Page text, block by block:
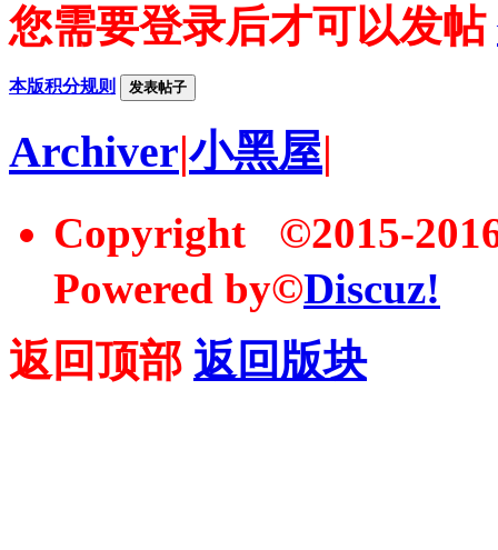
您需要登录后才可以发帖
本版积分规则 发表帖子
Archiver|小黑屋|
Copyright ©2015-
Powered by©Discuz!
返回顶部 返回版块